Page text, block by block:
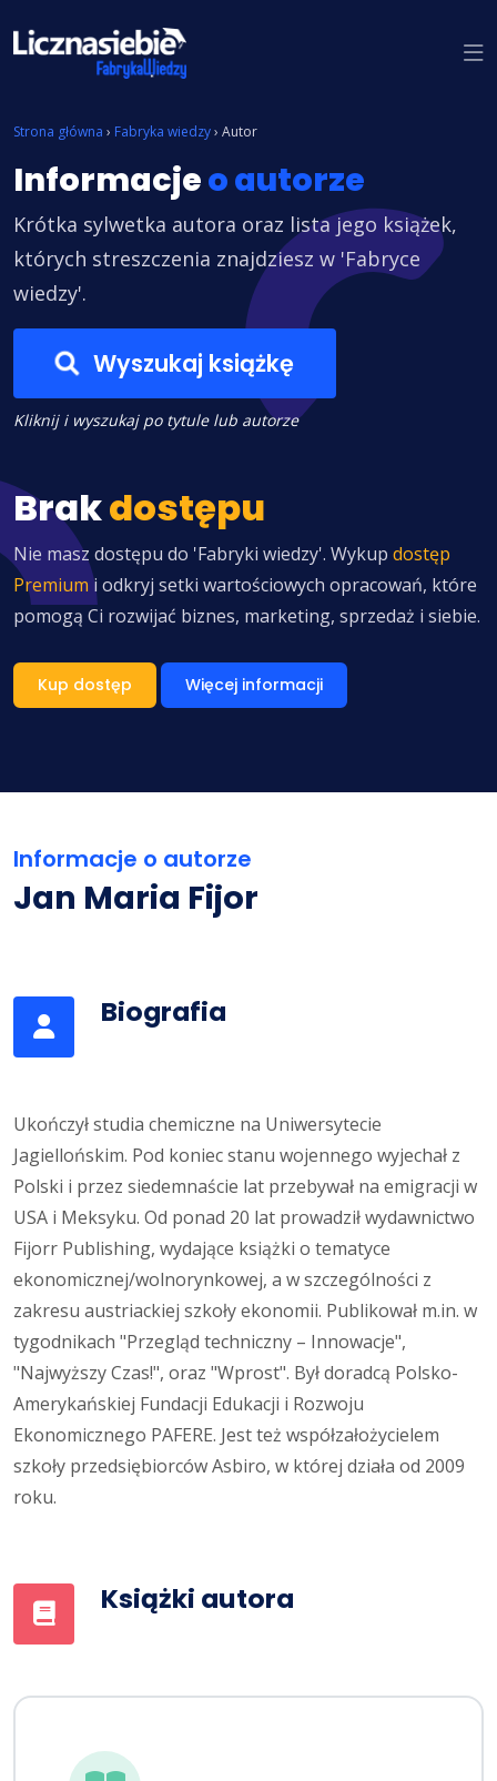
Strona główna › Fabryka wiedzy› Autor
Informacjeo autorze
Krótka sylwetka autora oraz lista jego książek,
których streszczenia znajdziesz w 'Fabryce
wiedzy'.
Wyszukaj książkę
Kliknij i wyszukaj po tytule lub autorze
Brakdostępu
Nie masz dostępu do 'Fabryki wiedzy'. Wykup dostęp
Premium i odkryj setki wartościowych opracowań, które
pomogą Ci rozwijać biznes, marketing, sprzedaż i siebie.
Kup dostęp Więcej informacji
Informacje o autorze
Jan Maria Fijor
Biografia
Ukończył studia chemiczne na Uniwersytecie
Jagiellońskim. Pod koniec stanu wojennego wyjechał z
Polski i przez siedemnaście lat przebywał na emigracji w
USA i Meksyku. Od ponad 20 lat prowadził wydawnictwo
Fijorr Publishing, wydające książki o tematyce
ekonomicznej/wolnorynkowej, a w szczególności z
zakresu austriackiej szkoły ekonomii. Publikował m.in. w
tygodnikach "Przegląd techniczny – Innowacje",
"Najwyższy Czas!", oraz "Wprost". Był doradcą Polsko-
Amerykańskiej Fundacji Edukacji i Rozwoju
Ekonomicznego PAFERE. Jest też współzałożycielem
szkoły przedsiębiorców Asbiro, w której działa od 2009
roku.
Książki autora
Znajdź książkę